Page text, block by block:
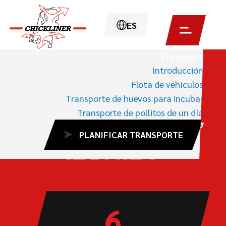
ES
Transport
Introducción
Flota de vehículos
Transporte de huevos para incubar
Transporte de pollitos de un día
PLANIFICAR TRANSPORTE
FLOTA DE
VEHÍCULOS
PARA CADA ENCARGO,
EL VEHÍCULO
ADECUADO